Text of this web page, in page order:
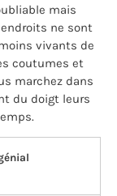
mais
endroits ne sont
vivants de
coutumes et
marchez dans
du doigt leurs